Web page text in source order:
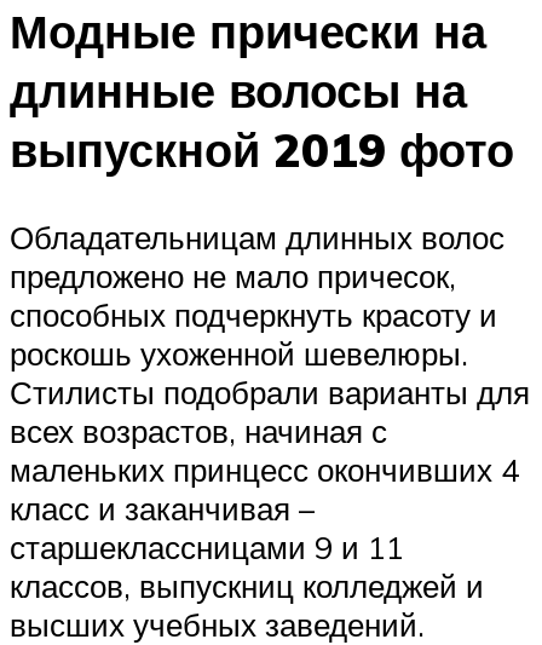
Модные прически на
длинные волосы на
выпускной 2019 фото
Обладательницам длинных волос
предложено не мало причесок,
способных подчеркнуть красоту и
роскошь ухоженной шевелюры.
Стилисты подобрали варианты для
всех возрастов, начиная с
маленьких принцесс окончивших 4
класс и заканчивая –
старшеклассницами 9 и 11
классов, выпускниц колледжей и
высших учебных заведений.